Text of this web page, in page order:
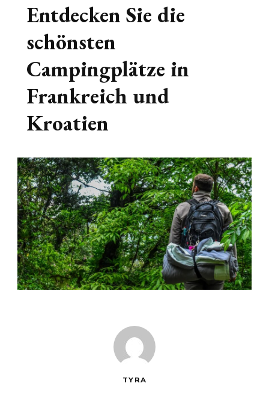
Entdecken Sie die
schönsten
Campingplätze in
Frankreich und
Kroatien
TYRA